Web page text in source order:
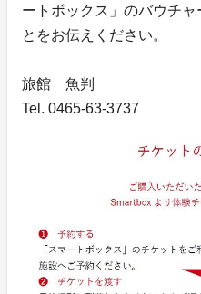
ートボックス」のバウチ
とをお伝えください。
旅館 魚判
Tel. 0465-63-3737